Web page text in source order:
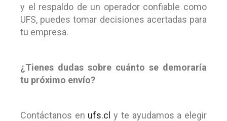
y el respaldo de un operador confiable como
UFS, puedes tomar decisiones acertadas para
tu empresa.
¿Tienes dudas sobre cuánto se demoraría
tu próximo envío?
Contáctanos en ufs.cl y te ayudamos a elegir